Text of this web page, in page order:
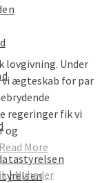
lovgivning. Under
ægteskab for par
regeringer fik vi
og
Read More
|Nyheder